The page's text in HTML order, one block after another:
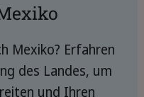
Mexiko? Erfahren
des Landes, um
und Ihren